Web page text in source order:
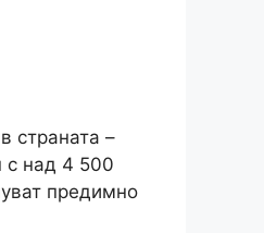
страната –
с над 4 500
предимно